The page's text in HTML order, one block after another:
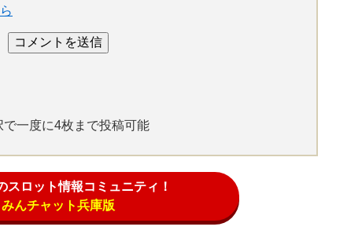
一度に4枚まで投稿可能
スロット情報コミュニティ！
みんチャット兵庫版